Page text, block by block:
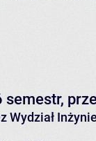
Wydział